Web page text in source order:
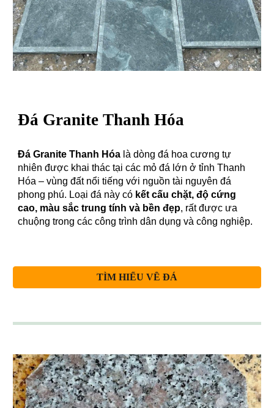
Đá GraniteThanh Hóa
Đá Granite Thanh Hóa là dòng đá hoa cương tự
nhiên được khai thác tại các mỏ đá lớn ở tỉnh Thanh
Hóa – vùng đất nổi tiếng với nguồn tài nguyên đá
phong phú. Loại đá này có kết cấu chặt, độ cứng
cao, màu sắc trung tính và bền đẹp, rất được ưa
chuộng trong các công trình dân dụng và công nghiệp.
TÌM HIỂU VỀ ĐÁ